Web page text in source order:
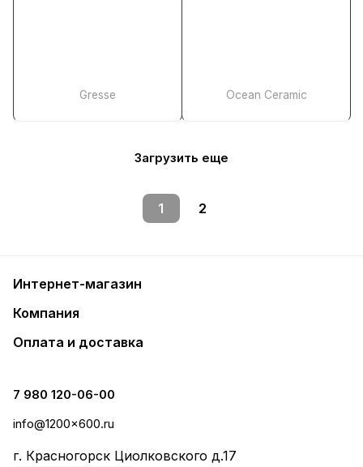
Gresse Ocean Ceramic
Загрузить еще
1 2
Интернет-магазин
Компания
Оплата и доставка
7 980 120-06-00
info@1200x600.ru
г. Красногорск Циолковского д.17